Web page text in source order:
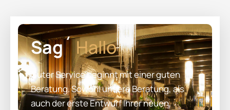
Sag´Hallo
Guter Service beginnt mit einer guten
Beratung. Sowohl unsere Beratung, als
auch der erste Entwurf Ihrer neuen